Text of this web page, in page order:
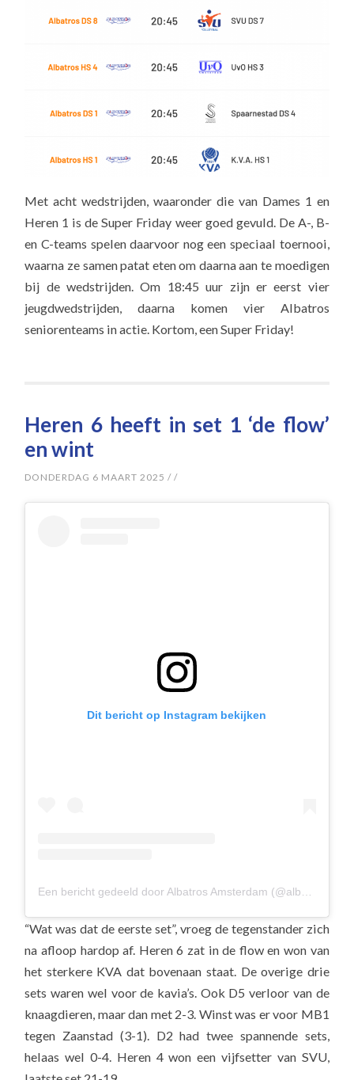
Met acht wedstrijden, waaronder die van Dames 1 en
Heren 1 is de Super Friday weer goed gevuld. De A-, B-
en C-teams spelen daarvoor nog een speciaal toernooi,
waarna ze samen patat eten om daarna aan te moedigen
bij de wedstrijden. Om 18:45 uur zijn er eerst vier
jeugdwedstrijden, daarna komen vier Albatros
seniorenteams in actie. Kortom, een Super Friday!
Heren 6 heeft in set 1 ‘de flow’
en wint
DONDERDAG 6 MAART 2025 //
Dit bericht op Instagram bekijken
“Wat was dat de eerste set”, vroeg de tegenstander zich
na afloop hardop af. Heren 6 zat in de flow en won van
het sterkere KVA dat bovenaan staat. De overige drie
sets waren wel voor de kavia’s. Ook D5 verloor van de
knaagdieren, maar dan met 2-3. Winst was er voor MB1
tegen Zaanstad (3-1). D2 had twee spannende sets,
helaas wel 0-4. Heren 4 won een vijfsetter van SVU,